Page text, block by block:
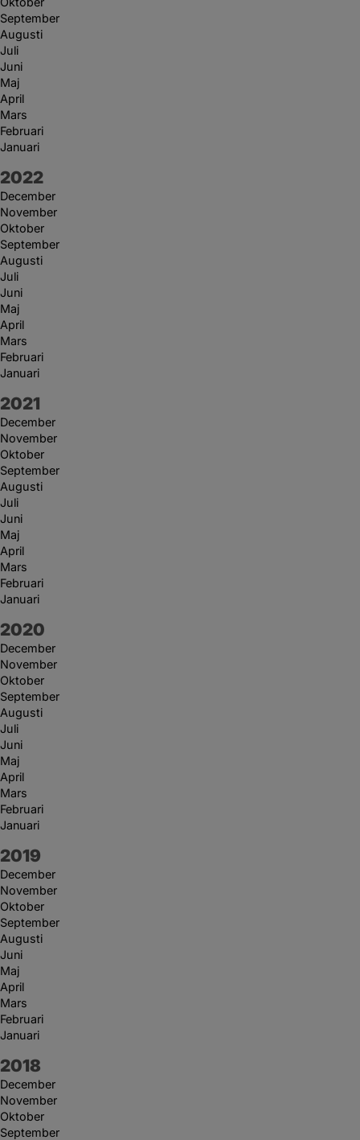
September
Augusti
Juli
Juni
Maj
April
Mars
Februari
Januari
År:
2022
December
November
Oktober
September
Augusti
Juli
Juni
Maj
April
Mars
Februari
Januari
År:
2021
December
November
Oktober
September
Augusti
Juli
Juni
Maj
April
Mars
Februari
Januari
År:
2020
December
November
Oktober
September
Augusti
Juli
Juni
Maj
April
Mars
Februari
Januari
År:
2019
December
November
Oktober
September
Augusti
Juni
Maj
April
Mars
Februari
Januari
År:
2018
December
November
Oktober
September